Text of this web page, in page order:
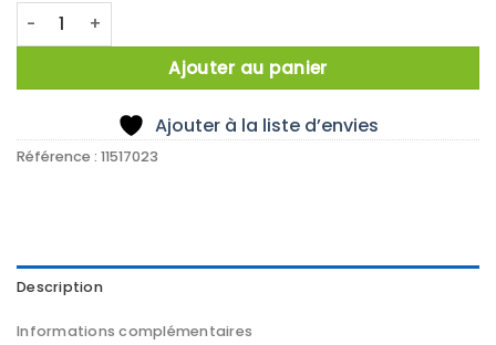
quantité de LABJACK,FISHERBRAND,ALUMINIUM
Ajouter au panier
Ajouter à la liste d’envies
Référence : 11517023
Description
Informations complémentaires